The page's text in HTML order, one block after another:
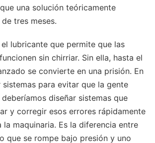
una solución teóricamente
tres meses.
lubricante que permite que las
sin chirriar. Sin ella, hasta el
se convierte en una prisión. En
sistemas para evitar que la gente
diseñar sistemas que
y corregir esos errores rápidamente
la maquinaria. Es la diferencia entre
que se rompe bajo presión y uno